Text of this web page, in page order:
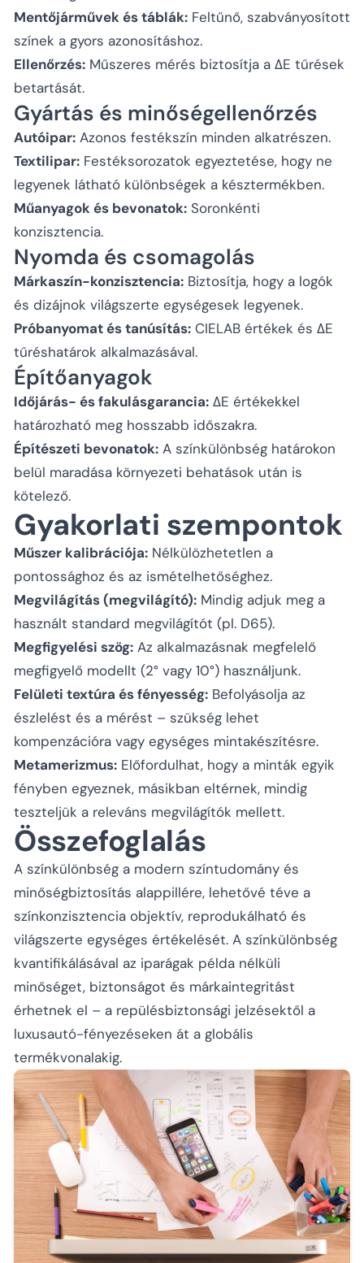
Mentőjárművek és táblák: Feltűnő, szabványosított
színek a gyors azonosításhoz.
Ellenőrzés: Műszeres mérés biztosítja a ΔE tűrések
betartását.
Gyártás és minőségellenőrzés
Autóipar: Azonos festékszín minden alkatrészen.
Textilipar: Festéksorozatok egyeztetése, hogy ne
legyenek látható különbségek a késztermékben.
Műanyagok és bevonatok: Soronkénti
konzisztencia.
Nyomda és csomagolás
Márkaszín-konzisztencia: Biztosítja, hogy a logók
és dizájnok világszerte egységesek legyenek.
Próbanyomat és tanúsítás: CIELAB értékek és ΔE
tűréshatárok alkalmazásával.
Építőanyagok
Időjárás- és fakulásgarancia: ΔE értékekkel
határozható meg hosszabb időszakra.
Építészeti bevonatok: A színkülönbség határokon
belül maradása környezeti behatások után is
kötelező.
Gyakorlati szempontok
Műszer kalibrációja: Nélkülözhetetlen a
pontossághoz és az ismételhetőséghez.
Megvilágítás (megvilágító): Mindig adjuk meg a
használt standard megvilágítót (pl. D65).
Megfigyelési szög: Az alkalmazásnak megfelelő
megfigyelő modellt (2° vagy 10°) használjunk.
Felületi textúra és fényesség: Befolyásolja az
észlelést és a mérést – szükség lehet
kompenzációra vagy egységes mintakészítésre.
Metamerizmus: Előfordulhat, hogy a minták egyik
fényben egyeznek, másikban eltérnek, mindig
teszteljük a releváns megvilágítók mellett.
Összefoglalás
A színkülönbség a modern színtudomány és
minőségbiztosítás alappillére, lehetővé téve a
színkonzisztencia objektív, reprodukálható és
világszerte egységes értékelését. A színkülönbség
kvantifikálásával az iparágak példa nélküli
minőséget, biztonságot és márkaintegritást
érhetnek el – a repülésbiztonsági jelzésektől a
luxusautó-fényezéseken át a globális
termékvonalakig.